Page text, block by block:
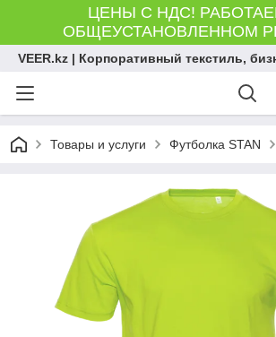
ЦЕНЫ С НДС!
ОБЩЕУСТАНОВЛЕННОМ
VEER.kz | Корпоративный текстиль,
Товары и услуги Футболка STAN